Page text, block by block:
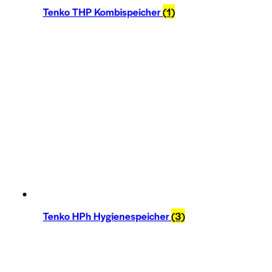
Tenko THP Kombispeicher(1)
Tenko HPh Hygienespeicher(3)